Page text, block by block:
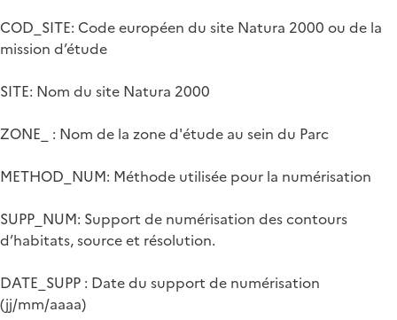
COD_SITE: Code européen du site Natura 2000 ou de la
mission d’étude
SITE: Nom du site Natura 2000
ZONE_ : Nom de la zone d'étude au sein du Parc
METHOD_NUM: Méthode utilisée pour la numérisation
SUPP_NUM: Support de numérisation des contours
d’habitats, source et résolution.
DATE_SUPP : Date du support de numérisation
(jj/mm/aaaa)